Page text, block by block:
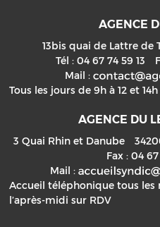
AGENCE
13bis quai de Lattre de
Tél : 04 67 74 59 13
Mail :
Tous les jours de 9h à 12 et
AGENCE DU
3 Quai Rhin et Danube
Fax : 04
Mail :
Accueil téléphonique tous les
l’après-midi sur RDV